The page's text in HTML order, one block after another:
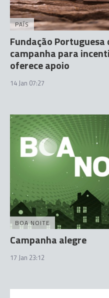
PAÍS
Fundação Portuguesa
campanha para
oferece apoio
14 Jan 07:27
BOA NOITE
Campanha alegre
17 Jan 23:12